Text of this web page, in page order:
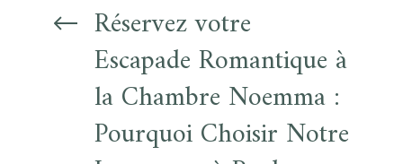
Réservez votre
Escapade Romantique à
la Chambre Noemma :
Pourquoi Choisir Notre